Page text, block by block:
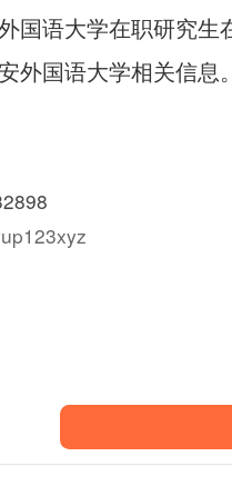
国语大学在职研究
外国语大学相关信息。